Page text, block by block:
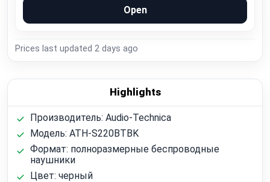
Open
Prices last updated 2 days ago
Highlights
Производитель: Audio-Technica
Модель: ATH-S220BTBK
Формат: полноразмерные беспроводные
наушники
Цвет: черный